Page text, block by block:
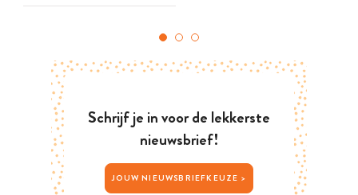
Schrijf je in voor de lekkerste
nieuwsbrief!
JOUW NIEUWSBRIEFKEUZE >